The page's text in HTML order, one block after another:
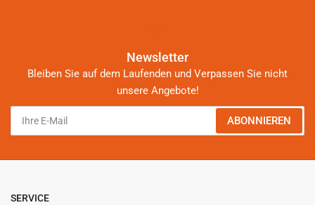
Newsletter
Bleiben Sie auf dem Laufenden und Verpassen Sie nicht
unsere Angebote!
Mail
ABONNIEREN
SERVICE